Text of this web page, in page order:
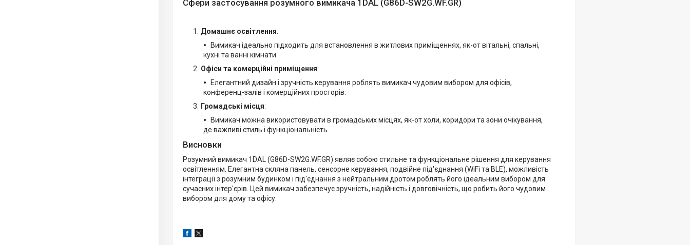
Сфери застосування розумного вимикача 1DAL (G86D-SW2G.WF.GR)
Домашнє освітлення:
Вимикач ідеально підходить для встановлення в житлових приміщеннях, як-от вітальні, спальні,
кухні та ванні кімнати.
Офіси та комерційні приміщення:
Елегантний дизайн і зручність керування роблять вимикач чудовим вибором для офісів,
конференц-залів і комерційних просторів.
Громадські місця:
Вимикач можна використовувати в громадських місцях, як-от холи, коридори та зони очікування,
де важливі стиль і функціональність.
Висновки
Розумний вимикач 1DAL (G86D-SW2G.WF.GR) являє собою стильне та функціональне рішення для керування
освітленням. Елегантна скляна панель, сенсорне керування, подвійне під'єднання (WiFi та BLE), можливість
інтеграції з розумним будинком і під'єднання з нейтральним дротом роблять його ідеальним вибором для
сучасних інтер'єрів. Цей вимикач забезпечує зручність, надійність і довговічність, що робить його чудовим
вибором для дому та офісу.